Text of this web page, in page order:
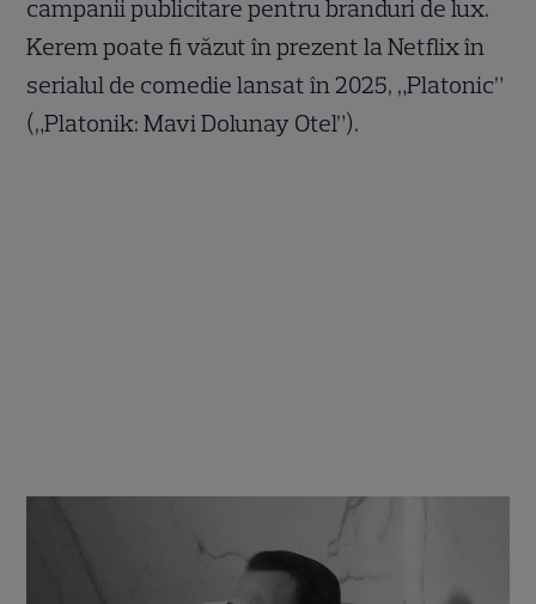
campanii publicitare pentru branduri de lux.
Kerem poate fi văzut în prezent la Netflix în
serialul de comedie lansat în 2025, „Platonic”
(„Platonik: Mavi Dolunay Otel”).